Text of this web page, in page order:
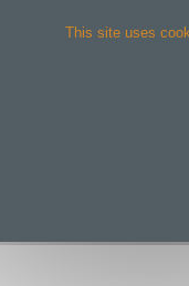
This site uses